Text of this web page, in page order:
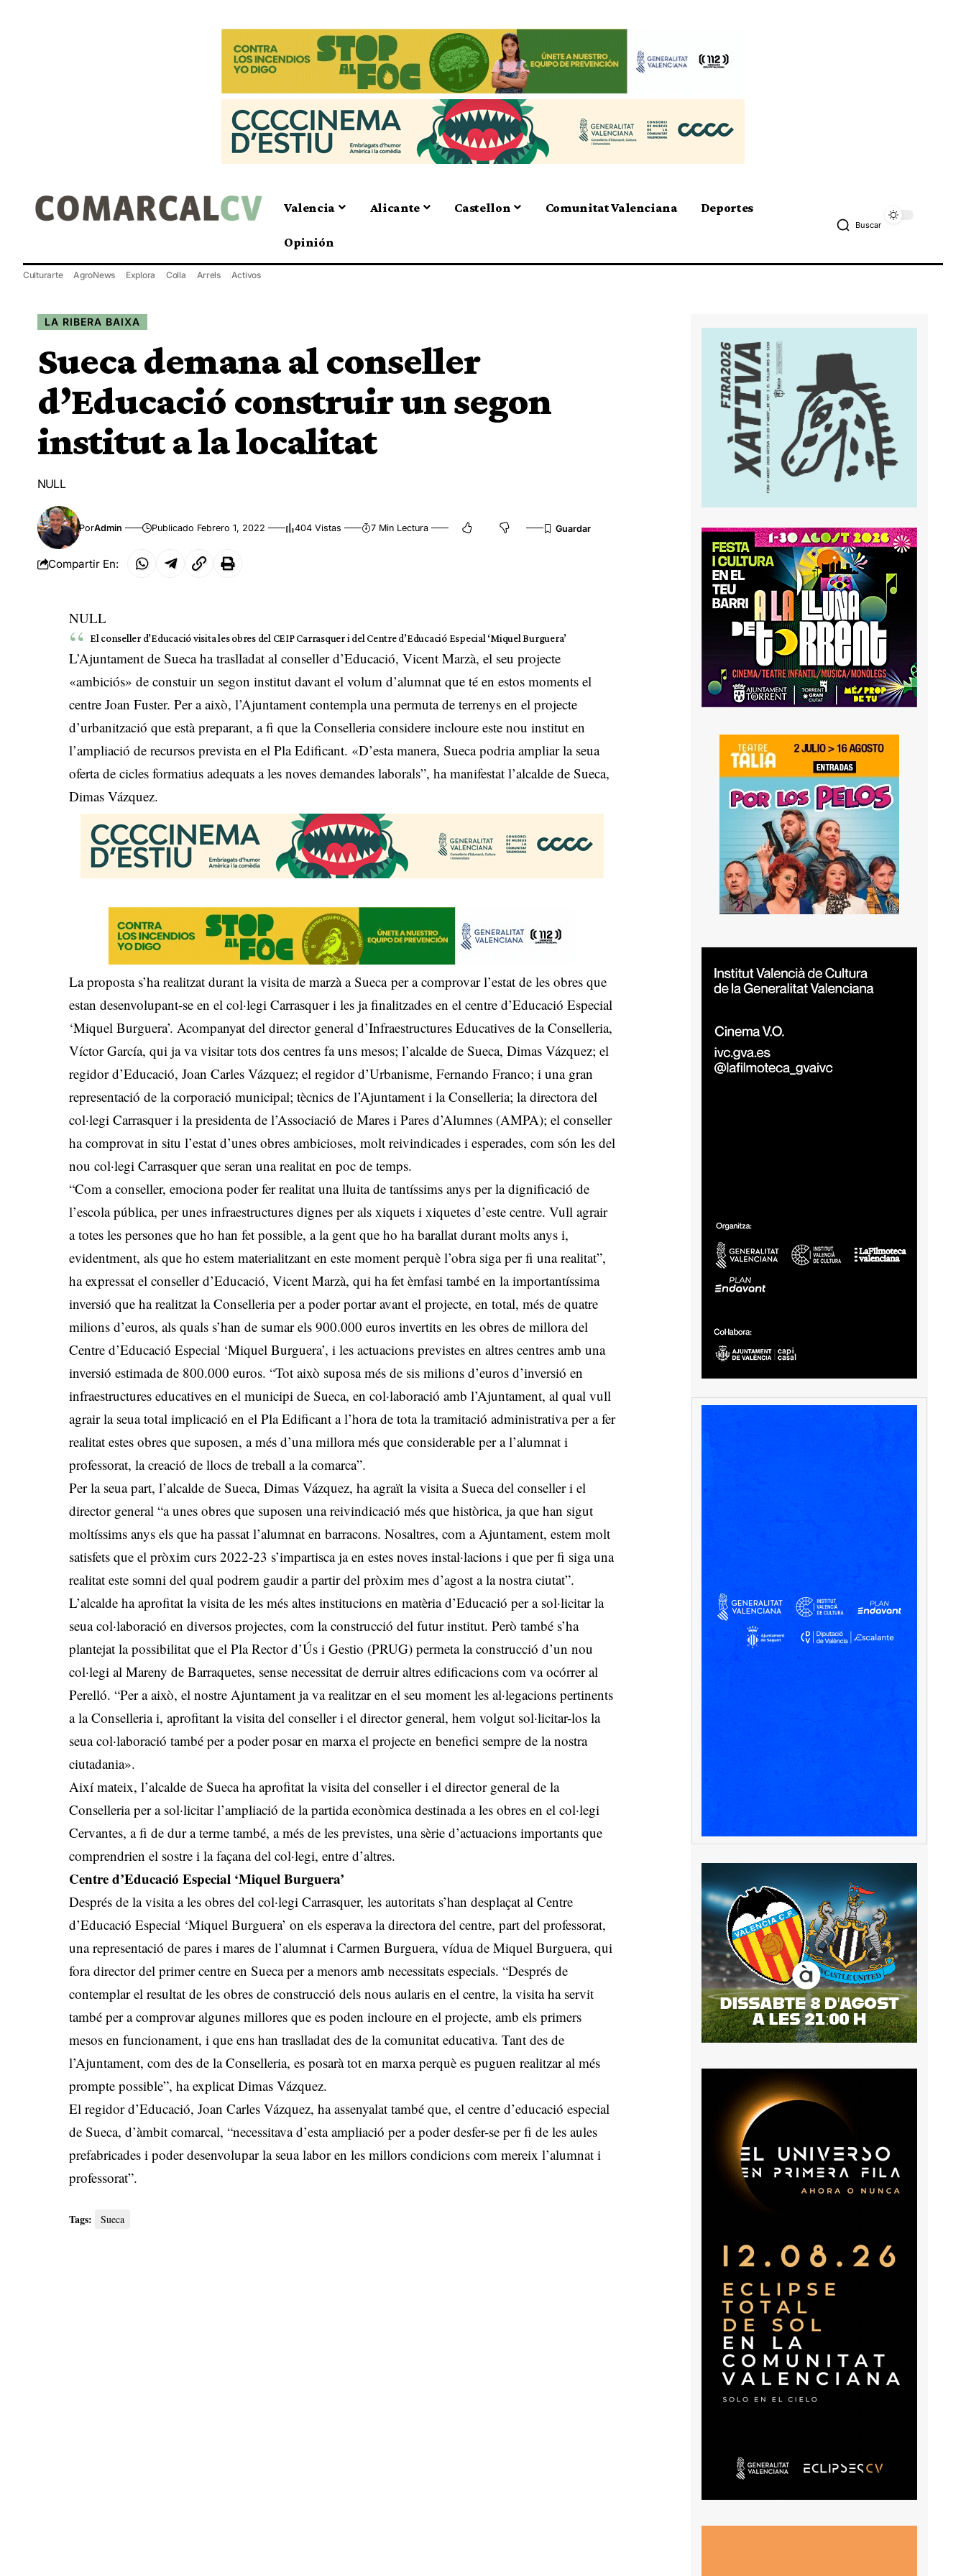
Valencia Alicante Castellon Comunitat Valenciana Deportes
Opinión
Buscar
Culturarte AgroNews Explora Colla Arrels Activos
LA RIBERA BAIXA
Sueca demana al conseller
d’Educació construir un segon
institut a la localitat
NULL
PorAdmin Publicado Febrero 1, 2022 404 Vistas 7 Min Lectura
Compartir En:
NULL
El conseller d’Educació visita les obres del CEIP Carrasquer i del Centre d’Educació Especial ‘Miquel Burguera’
L’Ajuntament de Sueca ha traslladat al conseller d’Educació, Vicent Marzà, el seu projecte
«ambiciós» de constuir un segon institut davant el volum d’alumnat que té en estos moments el
centre Joan Fuster. Per a això, l’Ajuntament contempla una permuta de terrenys en el projecte
d’urbanització que està preparant, a fi que la Conselleria considere incloure este nou institut en
l’ampliació de recursos prevista en el Pla Edificant. «D’esta manera, Sueca podria ampliar la seua
oferta de cicles formatius adequats a les noves demandes laborals”, ha manifestat l’alcalde de Sueca,
Dimas Vázquez.
La proposta s’ha realitzat durant la visita de marzà a Sueca per a comprovar l’estat de les obres que
estan desenvolupant-se en el col·legi Carrasquer i les ja finalitzades en el centre d’Educació Especial
‘Miquel Burguera’. Acompanyat del director general d’Infraestructures Educatives de la Conselleria,
Víctor García, qui ja va visitar tots dos centres fa uns mesos; l’alcalde de Sueca, Dimas Vázquez; el
regidor d’Educació, Joan Carles Vázquez; el regidor d’Urbanisme, Fernando Franco; i una gran
representació de la corporació municipal; tècnics de l’Ajuntament i la Conselleria; la directora del
col·legi Carrasquer i la presidenta de l’Associació de Mares i Pares d’Alumnes (AMPA); el conseller
ha comprovat in situ l’estat d’unes obres ambicioses, molt reivindicades i esperades, com són les del
nou col·legi Carrasquer que seran una realitat en poc de temps.
“Com a conseller, emociona poder fer realitat una lluita de tantíssims anys per la dignificació de
l’escola pública, per unes infraestructures dignes per als xiquets i xiquetes d’este centre. Vull agrair
a totes les persones que ho han fet possible, a la gent que ho ha barallat durant molts anys i,
evidentment, als que ho estem materialitzant en este moment perquè l’obra siga per fi una realitat”,
ha expressat el conseller d’Educació, Vicent Marzà, qui ha fet èmfasi també en la importantíssima
inversió que ha realitzat la Conselleria per a poder portar avant el projecte, en total, més de quatre
milions d’euros, als quals s’han de sumar els 900.000 euros invertits en les obres de millora del
Centre d’Educació Especial ‘Miquel Burguera’, i les actuacions previstes en altres centres amb una
inversió estimada de 800.000 euros. “Tot això suposa més de sis milions d’euros d’inversió en
infraestructures educatives en el municipi de Sueca, en col·laboració amb l’Ajuntament, al qual vull
agrair la seua total implicació en el Pla Edificant a l’hora de tota la tramitació administrativa per a fer
realitat estes obres que suposen, a més d’una millora més que considerable per a l’alumnat i
professorat, la creació de llocs de treball a la comarca”.
Per la seua part, l’alcalde de Sueca, Dimas Vázquez, ha agraït la visita a Sueca del conseller i el
director general “a unes obres que suposen una reivindicació més que històrica, ja que han sigut
moltíssims anys els que ha passat l’alumnat en barracons. Nosaltres, com a Ajuntament, estem molt
satisfets que el pròxim curs 2022-23 s’impartisca ja en estes noves instal·lacions i que per fi siga una
realitat este somni del qual podrem gaudir a partir del pròxim mes d’agost a la nostra ciutat”.
L’alcalde ha aprofitat la visita de les més altes institucions en matèria d’Educació per a sol·licitar la
seua col·laboració en diversos projectes, com la construcció del futur institut. Però també s’ha
plantejat la possibilitat que el Pla Rector d’Ús i Gestio (PRUG) permeta la construcció d’un nou
col·legi al Mareny de Barraquetes, sense necessitat de derruir altres edificacions com va ocórrer al
Perelló. “Per a això, el nostre Ajuntament ja va realitzar en el seu moment les al·legacions pertinents
a la Conselleria i, aprofitant la visita del conseller i el director general, hem volgut sol·licitar-los la
seua col·laboració també per a poder posar en marxa el projecte en benefici sempre de la nostra
ciutadania».
Així mateix, l’alcalde de Sueca ha aprofitat la visita del conseller i el director general de la
Conselleria per a sol·licitar l’ampliació de la partida econòmica destinada a les obres en el col·legi
Cervantes, a fi de dur a terme també, a més de les previstes, una sèrie d’actuacions importants que
comprendrien el sostre i la façana del col·legi, entre d’altres.
Centre d’Educació Especial ‘Miquel Burguera’
Després de la visita a les obres del col·legi Carrasquer, les autoritats s’han desplaçat al Centre
d’Educació Especial ‘Miquel Burguera’ on els esperava la directora del centre, part del professorat,
una representació de pares i mares de l’alumnat i Carmen Burguera, vídua de Miquel Burguera, qui
fora director del primer centre en Sueca per a menors amb necessitats especials. “Després de
contemplar el resultat de les obres de construcció dels nous aularis en el centre, la visita ha servit
també per a comprovar algunes millores que es poden incloure en el projecte, amb els primers
mesos en funcionament, i que ens han traslladat des de la comunitat educativa. Tant des de
l’Ajuntament, com des de la Conselleria, es posarà tot en marxa perquè es puguen realitzar al més
prompte possible”, ha explicat Dimas Vázquez.
El regidor d’Educació, Joan Carles Vázquez, ha assenyalat també que, el centre d’educació especial
de Sueca, d’àmbit comarcal, “necessitava d’esta ampliació per a poder desfer-se per fi de les aules
prefabricades i poder desenvolupar la seua labor en les millors condicions com mereix l’alumnat i
professorat”.
Tags: Sueca